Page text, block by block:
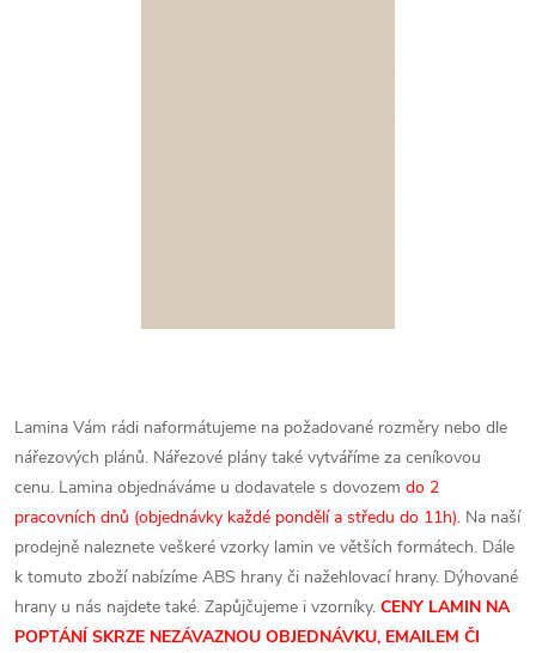
Lamina Vám rádi naformátujeme na požadované rozměry nebo dle
nářezových plánů. Nářezové plány také vytváříme za ceníkovou
cenu. Lamina objednáváme u dodavatele s dovozem do 2
pracovních dnů (objednávky každé pondělí a středu do 11h). Na naší
prodejně naleznete veškeré vzorky lamin ve větších formátech. Dále
k tomuto zboží nabízíme ABS hrany či nažehlovací hrany. Dýhované
hrany u nás najdete také. Zapůjčujeme i vzorníky. CENY LAMIN NA
POPTÁNÍ SKRZE NEZÁVAZNOU OBJEDNÁVKU, EMAILEM ČI